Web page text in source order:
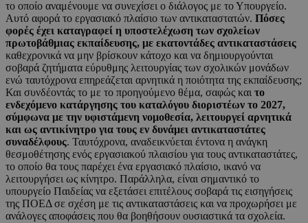
το οποίο αναμένουμε να συνεχίσει ο διάλογος με το Υπουργείο.
Αυτό αφορά το εργασιακό πλαίσιο των αντικαταστατών. Πόσες
φορές έχει καταγραφεί η υποστελέχωση των σχολείων
πρωτοβάθμιας εκπαίδευσης, με εκατοντάδες αντικαταστάσεις
καθεχρονικά να μην βρίσκουν κάτοχο και να δημιουργούνται
σοβαρά ζητήματα εύρυθμης λειτουργίας των σχολικών μονάδων
ενώ ταυτόχρονα επηρεάζεται αρνητικά η ποιότητα της εκπαίδευσης;
Και συνδέοντάς το με το προηγούμενο θέμα, σαφώς και το
ενδεχόμενο κατάργησης του καταλόγου διοριστέων το 2027,
σύμφωνα με την υφιστάμενη νομοθεσία, λειτουργεί αρνητικά
και ως αντικίνητρο για τους εν δυνάμει αντικαταστάτες
συναδέλφους. Ταυτόχρονα, αναδεικνύεται έντονα η ανάγκη
θεσμοθέτησης ενός εργασιακού πλαισίου για τους αντικαταστάτες,
το οποίο θα τους παρέχει ένα εργασιακό πλαίσιο, ικανό να
λειτουργήσει ως κίνητρο. Παράλληλα, είναι σημαντικό το
υπουργείο Παιδείας να εξετάσει επιτέλους σοβαρά τις εισηγήσεις
της ΠΟΕΔ σε σχέση με τις αντικαταστάσεις και να προχωρήσει με
ανάλογες αποφάσεις που θα βοηθήσουν ουσιαστικά τα σχολεία.